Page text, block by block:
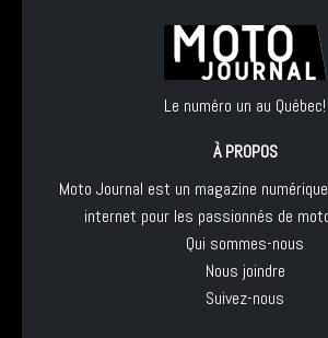
Le numéro un au Québec!
À PROPOS
Moto Journal est un magazine
internet pour les passionnés de
Qui sommes-nous
Nous joindre
Suivez-nous